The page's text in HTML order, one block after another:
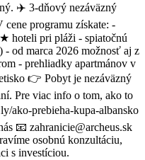
✈️ 3-dňový nezáväzný
cene programu získate: -
hoteli pri pláži - spiatočnú
od marca 2026 možnosť aj z
- prehliadky apartmánov v
👉 Pobyt je nezáväzný
Pre viac info o tom, ako to
ako-prebieha-kupa-albansko
📧 zahranicie@archeus.sk
osobnú konzultáciu,
s investíciou.